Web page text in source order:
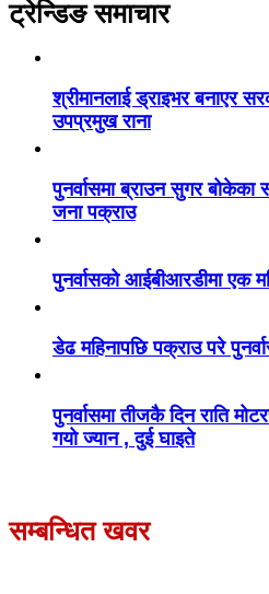
ट्रेन्डिङ समाचार
श्रीमानलाई ड्राइभर बनाएर
उपप्रमुख राना
पुनर्वासमा ब्राउन सुगर
जना पक्राउ
पुनर्वासको आईबीआरडीमा एक
डेढ महिनापछि पक्राउ परे
पुनर्वासमा तीजकै दिन राति
गयो ज्यान , दुई घाइते
सम्बन्धित खवर